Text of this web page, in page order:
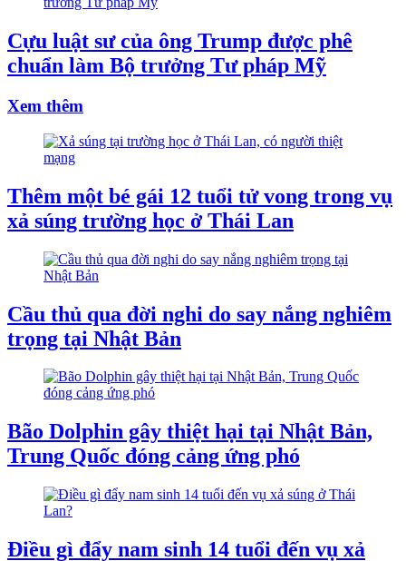
Cựu luật sư của ông Trump được phê
chuẩn làm Bộ trưởng Tư pháp Mỹ
Xem thêm
Thêm một bé gái 12 tuổi tử vong trong vụ
xả súng trường học ở Thái Lan
Cầu thủ qua đời nghi do say nắng nghiêm
trọng tại Nhật Bản
Bão Dolphin gây thiệt hại tại Nhật Bản,
Trung Quốc đóng cảng ứng phó
Điều gì đẩy nam sinh 14 tuổi đến vụ xả